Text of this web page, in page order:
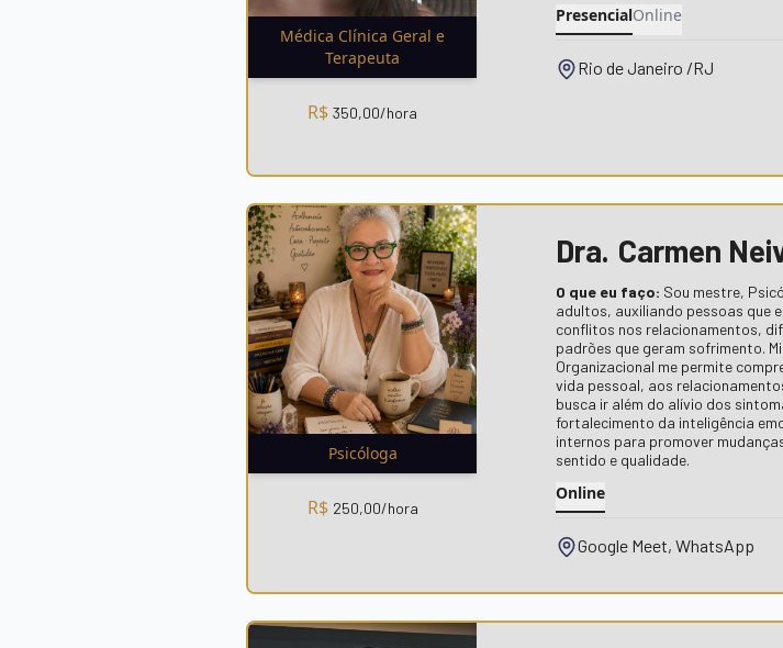
Médica Clínica Geral e
Terapeuta
R$ 350,00/hora
PresencialOnline
Rio de Janeiro /RJ
Psicóloga
R$ 250,00/hora
Dra. Carmen
O que eu faço: Sou mestre,
adultos, auxiliando pessoas que
conflitos nos relacionamentos,
padrões que geram sofrimento.
Organizacional me permite
vida pessoal, aos
busca ir além do alívio dos
fortalecimento da inteligência
internos para promover
sentido e qualidade.
Online
Google Meet, WhatsApp